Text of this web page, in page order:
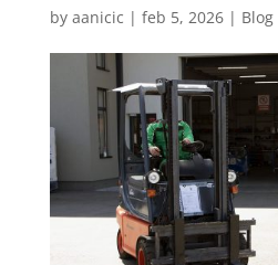
by aanicic | feb 5, 2026| Blog